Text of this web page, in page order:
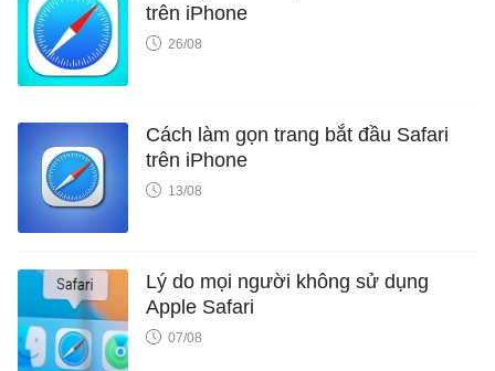
trên iPhone
26/08
Cách làm gọn trang bắt đầu Safari
trên iPhone
13/08
Lý do mọi người không sử dụng
Apple Safari
07/08